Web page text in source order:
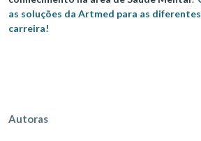
as soluções da Artmed para as
carreira!
Autoras